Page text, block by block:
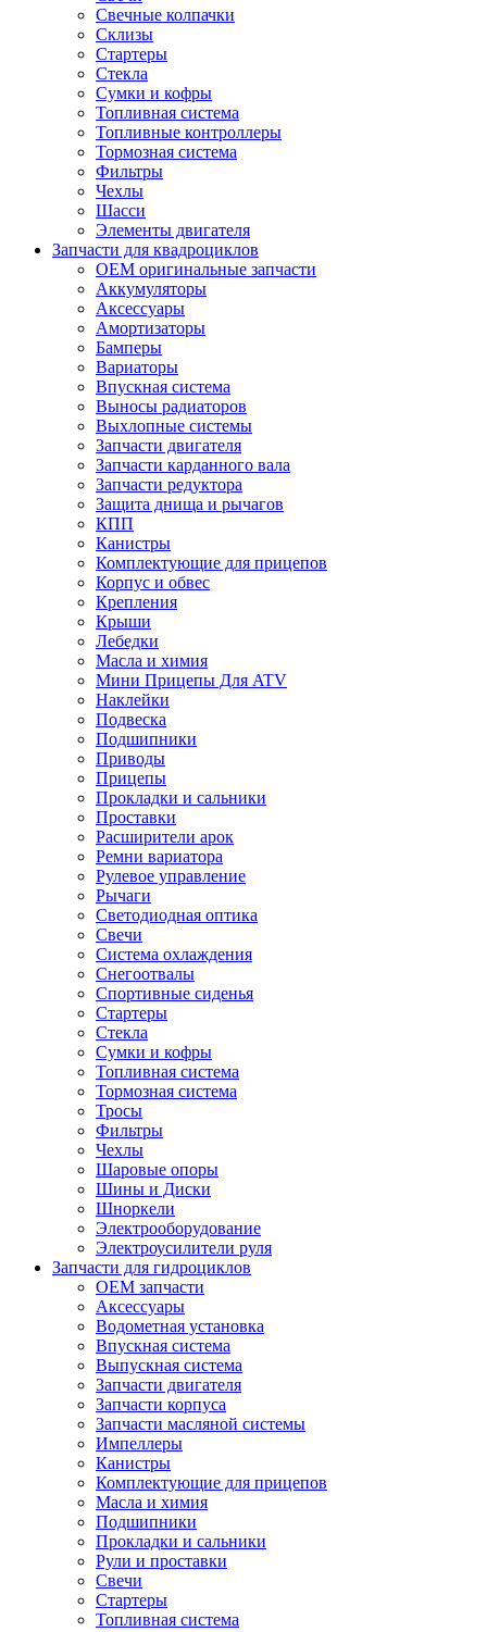
Свечные колпачки
Склизы
Стартеры
Стекла
Сумки и кофры
Топливная система
Топливные контроллеры
Тормозная система
Фильтры
Чехлы
Шасси
Элементы двигателя
Запчасти для квадроциклов
OEM оригинальные запчасти
Аккумуляторы
Аксессуары
Амортизаторы
Бамперы
Вариаторы
Впускная система
Выносы радиаторов
Выхлопные системы
Запчасти двигателя
Запчасти карданного вала
Запчасти редуктора
Защита днища и рычагов
КПП
Канистры
Комплектующие для прицепов
Корпус и обвес
Крепления
Крыши
Лебедки
Масла и химия
Мини Прицепы Для ATV
Наклейки
Подвеска
Подшипники
Приводы
Прицепы
Прокладки и сальники
Проставки
Расширители арок
Ремни вариатора
Рулевое управление
Рычаги
Светодиодная оптика
Свечи
Система охлаждения
Снегоотвалы
Спортивные сиденья
Стартеры
Стекла
Сумки и кофры
Топливная система
Тормозная система
Тросы
Фильтры
Чехлы
Шаровые опоры
Шины и Диски
Шноркели
Электрооборудование
Электроусилители руля
Запчасти для гидроциклов
OEM запчасти
Аксессуары
Водометная установка
Впускная система
Выпускная система
Запчасти двигателя
Запчасти корпуса
Запчасти масляной системы
Импеллеры
Канистры
Комплектующие для прицепов
Масла и химия
Подшипники
Прокладки и сальники
Рули и проставки
Свечи
Стартеры
Топливная система